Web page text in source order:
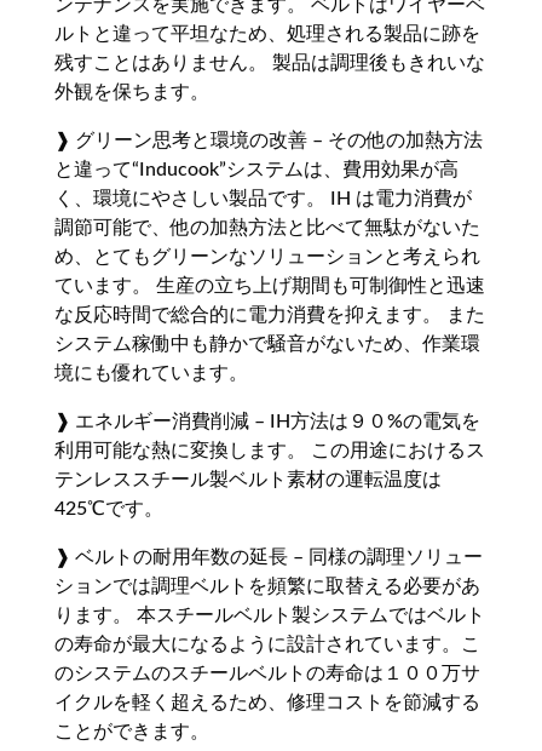
ンテナンスを実施できます。 ベルトはワイヤーベ
ルトと違って平坦なため、処理される製品に跡を
残すことはありません。 製品は調理後もきれいな
外観を保ちます。
❱ グリーン思考と環境の改善 – その他の加熱方法
と違って“Inducook”システムは、費用効果が高
く、環境にやさしい製品です。 IH は電力消費が
調節可能で、他の加熱方法と比べて無駄がないた
め、とてもグリーンなソリューションと考えられ
ています。 生産の立ち上げ期間も可制御性と迅速
な反応時間で総合的に電力消費を抑えます。 また
システム稼働中も静かで騒音がないため、作業環
境にも優れています。
❱ エネルギー消費削減 – IH方法は９０%の電気を
利用可能な熱に変換します。 この用途におけるス
テンレススチール製ベルト素材の運転温度は
425℃です。
❱ ベルトの耐用年数の延長 – 同様の調理ソリュー
ションでは調理ベルトを頻繁に取替える必要があ
ります。 本スチールベルト製システムではベルト
の寿命が最大になるように設計されています。こ
のシステムのスチールベルトの寿命は１００万サ
イクルを軽く超えるため、修理コストを節減する
ことができます。